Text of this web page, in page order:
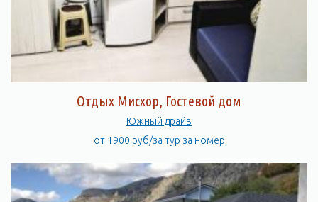
Отдых Мисхор, Гостевой дом
Южный драйв
от 1900 руб/за тур за номер